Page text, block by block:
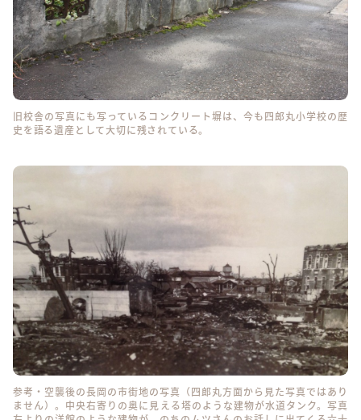
旧校舎の写真にも写っているコンクリート塀は、今も四郎丸小学校の歴
史を語る遺産として大切に残されている。
参考・空襲後の長岡の市街地の写真（四郎丸方面から見た写真ではあり
ません）。中央右寄りの奥に見える塔のような建物が水道タンク。写真